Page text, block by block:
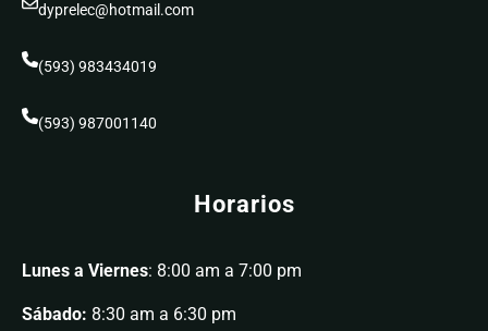
dyprelec@hotmail.com
(593) 983434019
(593) 987001140
Horarios
Lunes a Viernes: 8:00 am a 7:00 pm
Sábado: 8:30 am a 6:30 pm